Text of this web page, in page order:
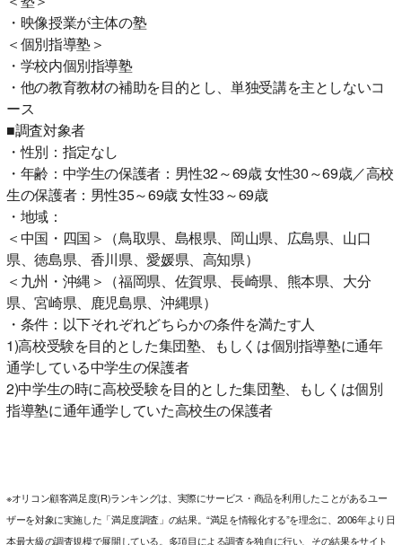
・映像授業が主体の塾
＜個別指導塾＞
・学校内個別指導塾
・他の教育教材の補助を目的とし、単独受講を主としないコ
ース
■調査対象者
・性別：指定なし
・年齢：中学生の保護者：男性32～69歳 女性30～69歳／高校
生の保護者：男性35～69歳 女性33～69歳
・地域：
＜中国・四国＞（鳥取県、島根県、岡山県、広島県、山口
県、徳島県、香川県、愛媛県、高知県）
＜九州・沖縄＞（福岡県、佐賀県、長崎県、熊本県、大分
県、宮崎県、鹿児島県、沖縄県）
・条件：以下それぞれどちらかの条件を満たす人
1)高校受験を目的とした集団塾、もしくは個別指導塾に通年
通学している中学生の保護者
2)中学生の時に高校受験を目的とした集団塾、もしくは個別
指導塾に通年通学していた高校生の保護者
※オリコン顧客満足度(R)ランキングは、実際にサービス・商品を利用したことがあるユー
ザーを対象に実施した「満足度調査」の結果。“満足を情報化する”を理念に、2006年より日
本最大級の調査規模で展開している。多項目による調査を独自に行い、その結果をサイト